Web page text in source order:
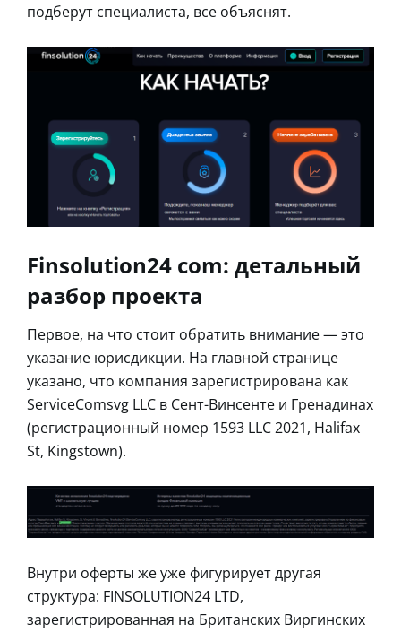
подберут специалиста, все объяснят.
Finsolution24 com: детальный
разбор проекта
Первое, на что стоит обратить внимание — это
указание юрисдикции. На главной странице
указано, что компания зарегистрирована как
ServiceComsvg LLC в Сент-Винсенте и Гренадинах
(регистрационный номер 1593 LLC 2021, Halifax
St, Kingstown).
Внутри оферты же уже фигурирует другая
структура: FINSOLUTION24 LTD,
зарегистрированная на Британских Виргинских